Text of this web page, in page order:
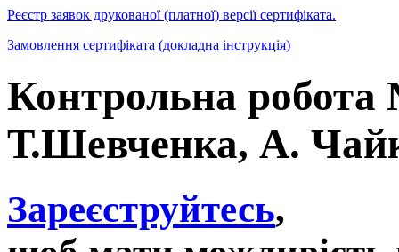
Реєстр заявок друкованої (платної) версії сертифіката.
Замовлення сертифіката (докладна інструкція)
Контрольна робота
Т.Шевченка, А.
Зареєструйтесь,